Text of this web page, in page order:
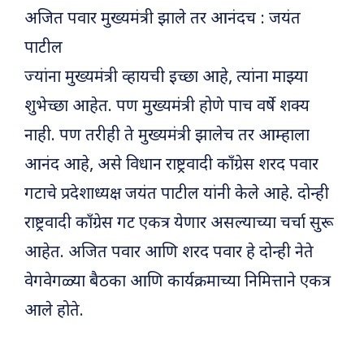
अजित पवार मुख्यमंत्री झाले तर आनंदच : जयंत
पाटील
ज्यांना मुख्यमंत्री व्हायची इच्छा आहे, त्यांना माझ्या
शुभेच्छा आहेत. पण मुख्यमंत्री होणे पाच वर्षे शक्य
नाही. पण तरीही ते मुख्यमंत्री झालेच तर आम्हाला
आनंद आहे, असे विधान राष्ट्रवादी काँग्रेस शरद पवार
गटाचे प्रदेशाध्यक्ष जयंत पाटील यांनी केले आहे. दोन्ही
राष्ट्रवादी काँग्रेस गट एकत्र येणार असल्याच्या चर्चा सुरू
आहेत. अजित पवार आणि शरद पवार हे दोन्ही नेते
वेगवेगळ्या बैठका आणि कार्यक्रमाच्या निमित्ताने एकत्र
आले होते.